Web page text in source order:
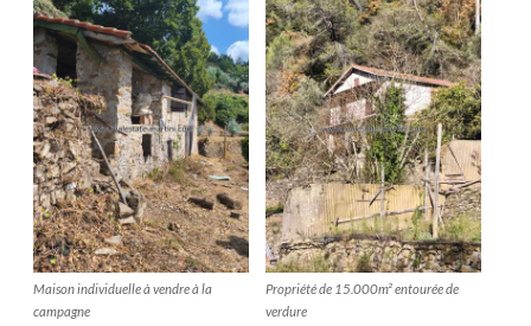
Maison individuelle à vendre à la
campagne
Propriété de 15.000m² entourée de
verdure